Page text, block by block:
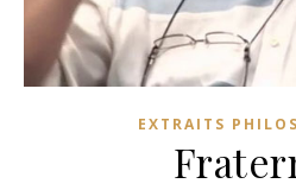
EXTRAITS